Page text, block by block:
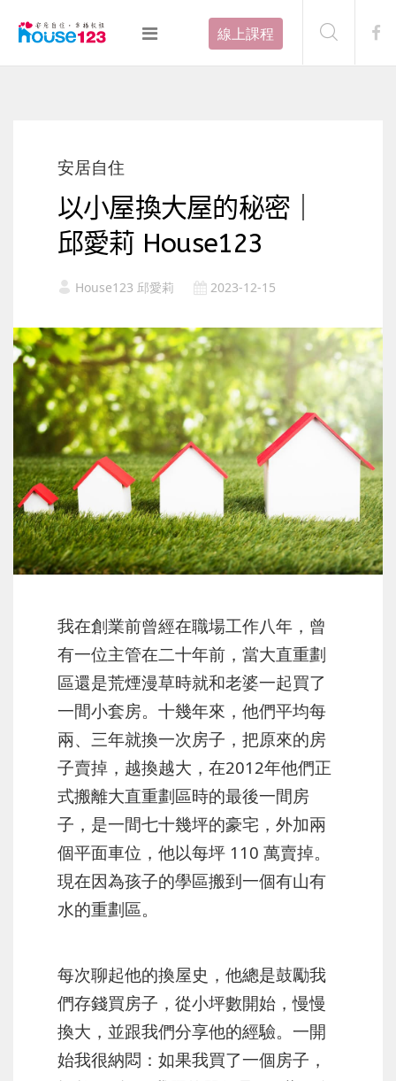
線上課程
安居自住
以小屋換大屋的秘密｜
邱愛莉 House123
House123 邱愛莉 2023-12-15
我在創業前曾經在職場工作八年，曾
有一位主管在二十年前，當大直重劃
區還是荒煙漫草時就和老婆一起買了
一間小套房。十幾年來，他們平均每
兩、三年就換一次房子，把原來的房
子賣掉，越換越大，在2012年他們正
式搬離大直重劃區時的最後一間房
子，是一間七十幾坪的豪宅，外加兩
個平面車位，他以每坪 110 萬賣掉。
現在因為孩子的學區搬到一個有山有
水的重劃區。
每次聊起他的換屋史，他總是鼓勵我
們存錢買房子，從小坪數開始，慢慢
換大，並跟我們分享他的經驗。一開
始我很納悶：如果我買了一個房子，